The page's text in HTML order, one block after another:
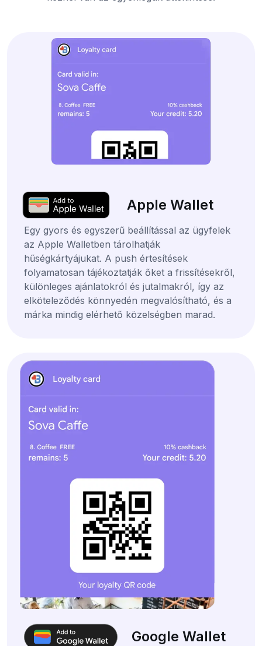
Apple Wallet
Egy gyors és egyszerű beállítással az ügyfelek
az Apple Walletben tárolhatják
hűségkártyájukat. A push értesítések
folyamatosan tájékoztatják őket a frissítésekről,
különleges ajánlatokról és jutalmakról, így az
elköteleződés könnyedén megvalósítható, és a
márka mindig elérhető közelségben marad.
Google Wallet